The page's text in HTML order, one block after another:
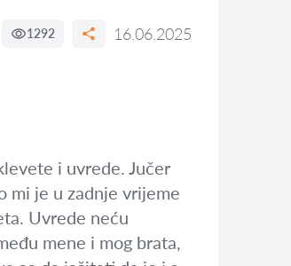
1292 16.06.2025
i uvrede. Jučer
mi je u zadnje vrijeme
Uvrede neću
mene i mog brata,